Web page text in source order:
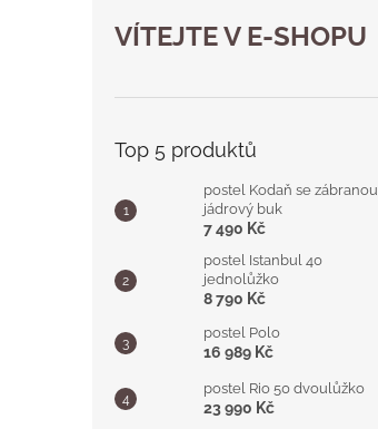
VÍTEJTE V E-SHOPU
Top 5 produktů
postel Kodaň se zábranou
jádrový buk
7 490 Kč
postel Istanbul 40
jednolůžko
8 790 Kč
postel Polo
16 989 Kč
postel Rio 50 dvoulůžko
23 990 Kč